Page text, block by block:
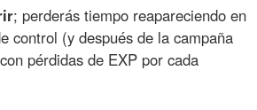
; perderás tiempo reapareciendo en
control (y después de la campaña
pérdidas de EXP por cada